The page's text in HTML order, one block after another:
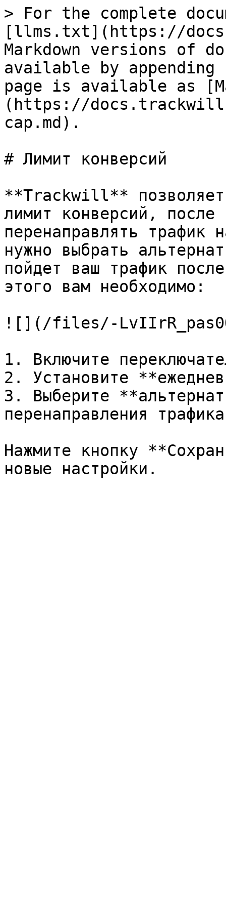
> For the complete
[llms.txt](https://
Markdown versions of
available by
page is available as
(https://
cap.md).
# Лимит конверсий
**Trackwill** позволяет
лимит конверсий, после
перенаправлять трафик
нужно выбрать
пойдет ваш трафик
этого вам необходимо:
![](/files/-
1. Включите
2. Установите
3. Выберите
перенаправления
Нажмите кнопку